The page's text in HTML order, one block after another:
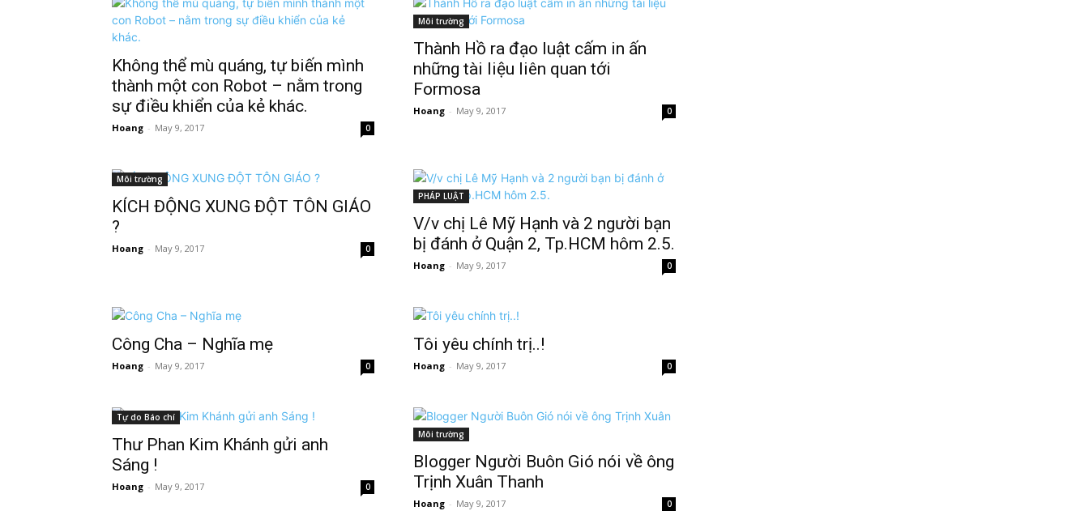
Không thể mù quáng, tự biến mình
thành một con Robot – nằm trong
sự điều khiển của kẻ khác.
Hoang - May 9, 2017 0
Môi trường
Thành Hồ ra đạo luật cấm in ấn
những tài liệu liên quan tới
Formosa
Hoang - May 9, 2017 0
Môi trường
KÍCH ĐỘNG XUNG ĐỘT TÔN GIÁO
?
Hoang - May 9, 2017 0
PHÁP LUẬT
V/v chị Lê Mỹ Hạnh và 2 người bạn
bị đánh ở Quận 2, Tp.HCM hôm 2.5.
Hoang - May 9, 2017 0
Công Cha – Nghĩa mẹ
Hoang - May 9, 2017 0
Tôi yêu chính trị..!
Hoang - May 9, 2017 0
Tự do Báo chí
Thư Phan Kim Khánh gửi anh
Sáng !
Hoang - May 9, 2017 0
Môi trường
Blogger Người Buôn Gió nói về ông
Trịnh Xuân Thanh
Hoang - May 9, 2017 0